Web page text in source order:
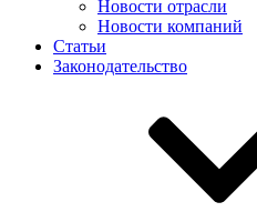
Новости отрасли
Новости компаний
Статьи
Законодательство